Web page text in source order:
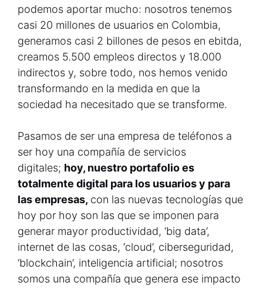
podemos aportar mucho: nosotros tenemos
casi 20 millones de usuarios en Colombia,
generamos casi 2 billones de pesos en ebitda,
creamos 5.500 empleos directos y 18.000
indirectos y, sobre todo, nos hemos venido
transformando en la medida en que la
sociedad ha necesitado que se transforme.
Pasamos de ser una empresa de teléfonos a
ser hoy una compañía de servicios
digitales; hoy, nuestro portafolio es
totalmente digital para los usuarios y para
las empresas, con las nuevas tecnologías que
hoy por hoy son las que se imponen para
generar mayor productividad, ‘big data’,
internet de las cosas, ‘cloud’, ciberseguridad,
‘blockchain’, inteligencia artificial; nosotros
somos una compañía que genera ese impacto